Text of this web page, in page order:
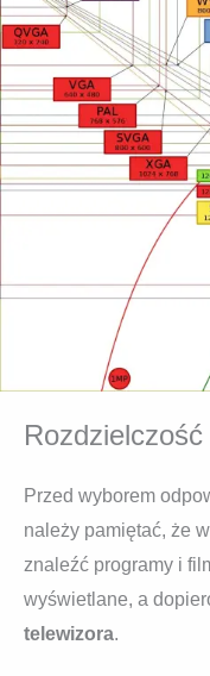
Przed wyborem
należy pamiętać, że
znaleźć programy i
wyświetlane, a
telewizora.